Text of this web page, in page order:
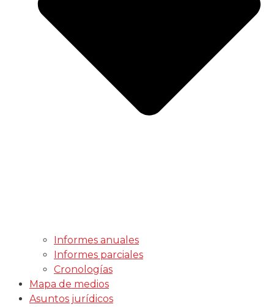
Informes anuales
Informes parciales
Cronologías
Mapa de medios
Asuntos jurídicos